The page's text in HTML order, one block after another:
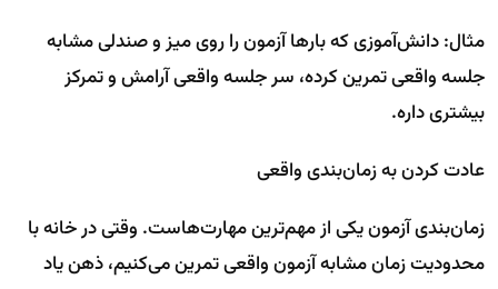
مثال: دانش‌آموزی که بارها آزمون را روی میز و صندلی مشابه
جلسه واقعی تمرین کرده، سر جلسه واقعی آرامش و تمرکز
بیشتری داره.
عادت کردن به زمان‌بندی واقعی
زمان‌بندی آزمون یکی از مهم‌ترین مهارت‌هاست. وقتی در خانه با
محدودیت زمان مشابه آزمون واقعی تمرین می‌کنیم، ذهن یاد